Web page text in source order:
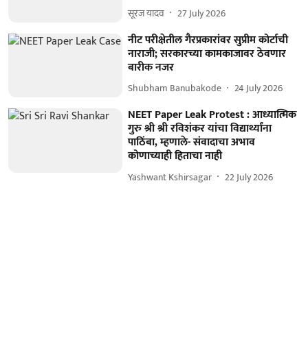
सूरज यादव 27 July 2026
नीट परीक्षेतील गैरप्रकारांवर सुप्रीम कोर्टाची
नाराजी; सरकारच्या कामकाजावर ठेवणार
बारीक नजर
Shubham Banubakode 24 July 2026
NEET Paper Leak Protest : आध्यात्मिक
गुरु श्री श्री रविशंकर यांचा विद्यार्थ्यांना
पाठिंबा, म्हणाले- संवादाचा अभाव
कोणाच्याही हिताचा नाही
Yashwant Kshirsagar 22 July 2026